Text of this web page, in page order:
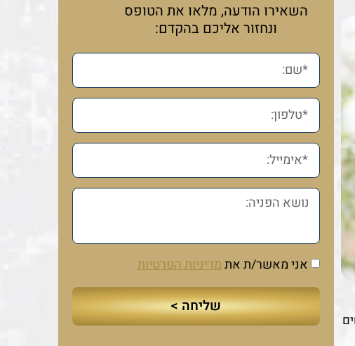
השאירו הודעה, מלאו את הטופס
ונחזור אליכם בהקדם:
אני מאשר/ת אתמדיניות הפרטיות
שליחה >